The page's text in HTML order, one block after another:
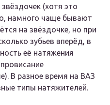
(хотя это
намного чаще бывают
на звёздочке, но при
зубьев вперёд, в
её натяжения
В разное время на ВАЗ
типы натяжителей.